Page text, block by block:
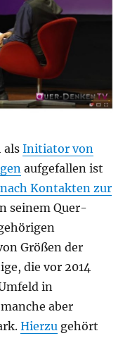
alsInitiator von
aufgefallen ist
Kontakten zur
seinem Quer-
Größen der
die vor 2014
in
aber
Hierzu gehört